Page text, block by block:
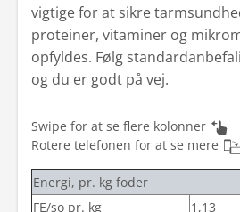
vigtige for at sikre
proteiner, vitaminer og
opfyldes. Følg
og du er godt på vej.
Swipe for at se flere kolonner
Rotere telefonen for at se mere
Energi, pr. kg foder
FE/so pr. kg
1,13